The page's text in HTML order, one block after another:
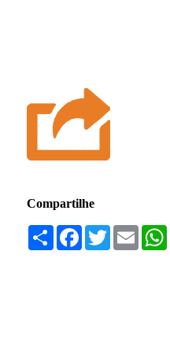
Compartilhe
Compartilhar
Facebook
TwitterEmail